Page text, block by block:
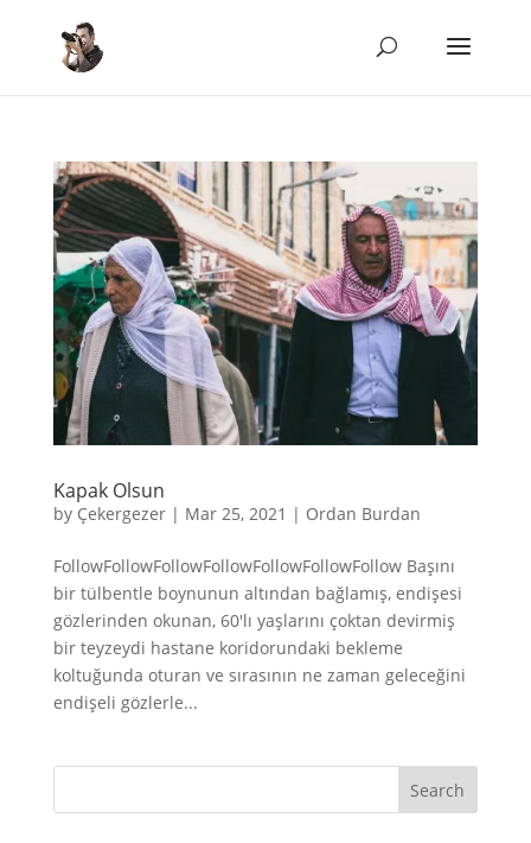
Kapak Olsun
by Çekergezer| Mar 25, 2021 | Ordan Burdan
FollowFollowFollowFollowFollowFollowFollow Başını
bir tülbentle boynunun altından bağlamış, endişesi
gözlerinden okunan, 60'lı yaşlarını çoktan devirmiş
bir teyzeydi hastane koridorundaki bekleme
koltuğunda oturan ve sırasının ne zaman geleceğini
endişeli gözlerle...